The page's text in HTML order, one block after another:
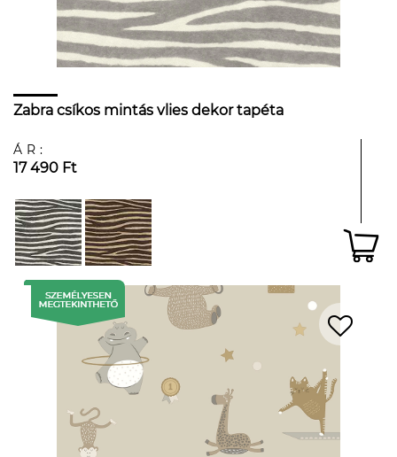
Zabra csíkos mintás vlies dekor tapéta
ÁR:
17 490 Ft